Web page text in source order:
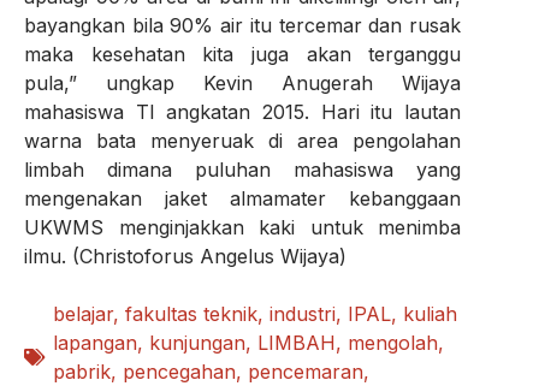
bayangkan bila 90% air itu tercemar dan rusak
maka kesehatan kita juga akan terganggu
pula,” ungkap Kevin Anugerah Wijaya
mahasiswa TI angkatan 2015. Hari itu lautan
warna bata menyeruak di area pengolahan
limbah dimana puluhan mahasiswa yang
mengenakan jaket almamater kebanggaan
UKWMS menginjakkan kaki untuk menimba
ilmu. (Christoforus Angelus Wijaya)
belajar, fakultas teknik, industri, IPAL, kuliah
lapangan, kunjungan, LIMBAH, mengolah,
pabrik, pencegahan, pencemaran,